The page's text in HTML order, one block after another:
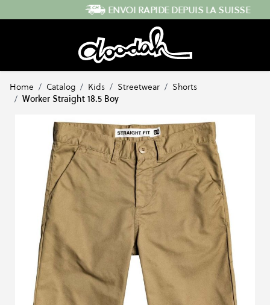
ENVOI RAPIDE DEPUIS LA SUISSE
Home / Catalog / Kids / Streetwear / Shorts
/ Worker Straight 18.5 Boy